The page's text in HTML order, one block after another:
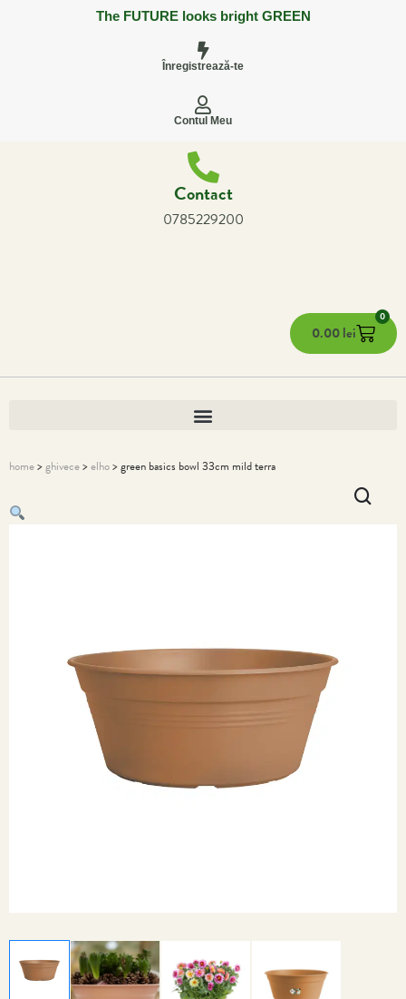
The FUTURE looks bright GREEN
Înregistrează-te
Contul Meu
Contact
0785229200
0.00lei
0
home>ghivece>elho> green basics bowl 33cm mild terra